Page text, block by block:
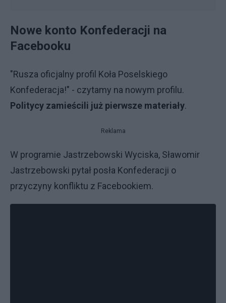
Nowe konto Konfederacji na
Facebooku
"Rusza oficjalny profil Koła Poselskiego
Konfederacja!" - czytamy na nowym profilu.
Politycy zamieścili już pierwsze materiały.
Reklama
W programie Jastrzebowski Wyciska, Sławomir
Jastrzebowski pytał posła Konfederacji o
przyczyny konfliktu z Facebookiem.